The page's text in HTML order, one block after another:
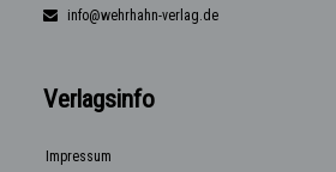
info@wehrhahn-verlag.de
Verlagsinfo
Impressum